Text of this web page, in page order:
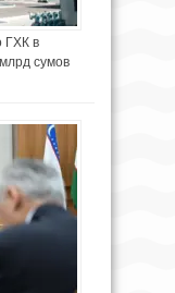
ГХК в
сумов